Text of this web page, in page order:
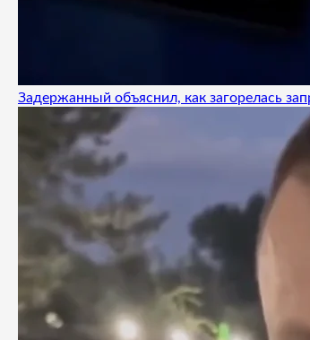
Задержанный объяснил, как загорелась